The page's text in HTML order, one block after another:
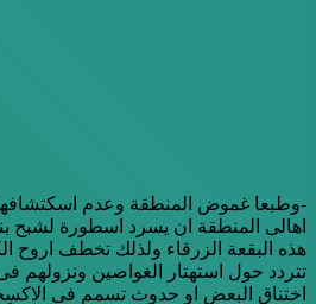
-وطبعا غموض المنطقة وعدم
اهالى المنطقة ان يسرد اسطورة
هذه البقعة الزرقاء ولذلك تخطف اروح
تتردد حول استهتار الغواصين ونزولهم
اختناق البعض او حدوث تسمم فى